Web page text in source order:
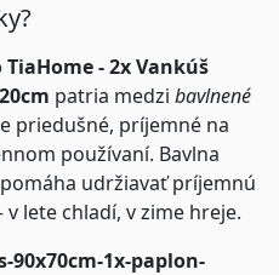
- 2x Vankúš
patria medzi bavlnené
priedušné, príjemné na
používaní. Bavlna
udržiavať príjemnú
lete chladí, v zime hreje.
90x70cm-1x-paplon-